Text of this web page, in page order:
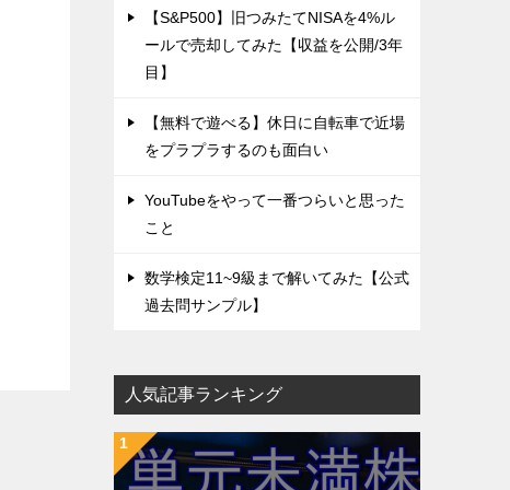
【S&P500】旧つみたてNISAを4%ル
ールで売却してみた【収益を公開/3年
目】
【無料で遊べる】休日に自転車で近場
をプラプラするのも面白い
YouTubeをやって一番つらいと思った
こと
数学検定11~9級まで解いてみた【公式
過去問サンプル】
人気記事ランキング